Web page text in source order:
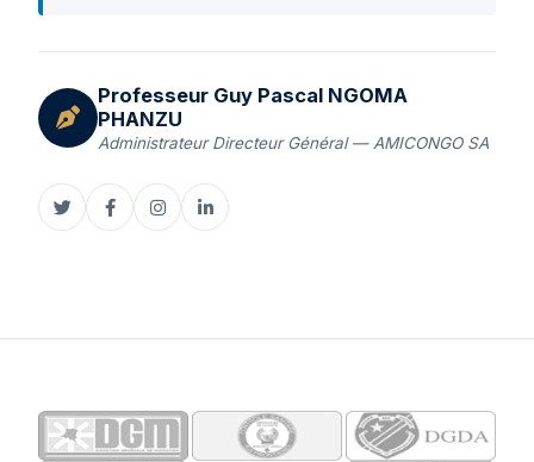
Professeur Guy Pascal NGOMA
PHANZU
Administrateur Directeur Général — AMICONGO SA